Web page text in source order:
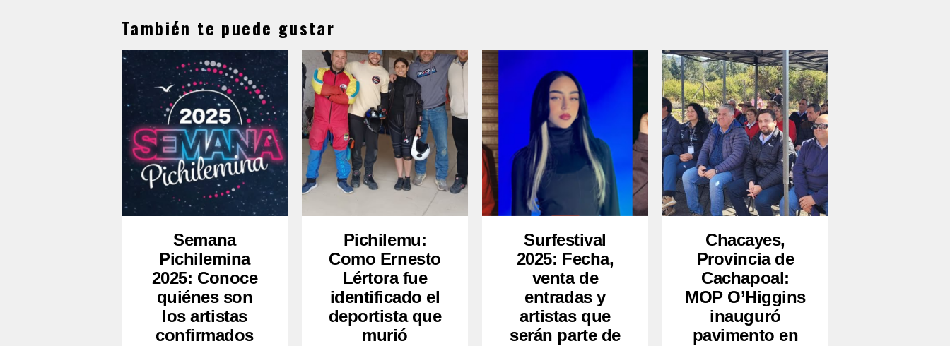
También te puede gustar
Semana
Pichilemina
2025: Conoce
quiénes son
los artistas
confirmados
Pichilemu:
Como Ernesto
Lértora fue
identificado el
deportista que
murió
Surfestival
2025: Fecha,
venta de
entradas y
artistas que
serán parte de
Chacayes,
Provincia de
Cachapoal:
MOP O’Higgins
inauguró
pavimento en